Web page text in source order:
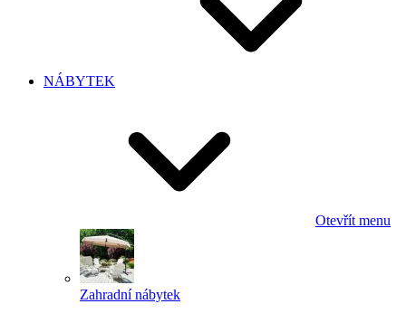
NÁBYTEK
Otevřít menu
Zahradní nábytek